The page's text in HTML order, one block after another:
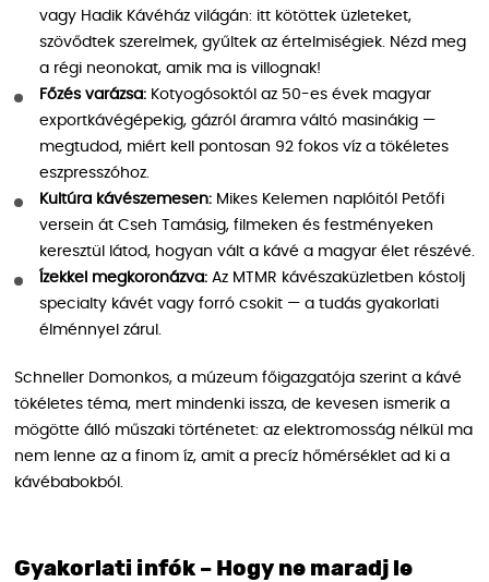
vagy Hadik Kávéház világán: itt kötöttek üzleteket,
szövődtek szerelmek, gyűltek az értelmiségiek. Nézd meg
a régi neonokat, amik ma is villognak!
Főzés varázsa: Kotyogósoktól az 50-es évek magyar
exportkávégépekig, gázról áramra váltó masinákig —
megtudod, miért kell pontosan 92 fokos víz a tökéletes
eszpresszóhoz.
Kultúra kávészemesen: Mikes Kelemen naplóitól Petőfi
versein át Cseh Tamásig, filmeken és festményeken
keresztül látod, hogyan vált a kávé a magyar élet részévé.
Ízekkel megkoronázva: Az MTMR kávészaküzletben kóstolj
specialty kávét vagy forró csokit — a tudás gyakorlati
élménnyel zárul.
Schneller Domonkos, a múzeum főigazgatója szerint a kávé
tökéletes téma, mert mindenki issza, de kevesen ismerik a
mögötte álló műszaki történetet: az elektromosság nélkül ma
nem lenne az a finom íz, amit a precíz hőmérséklet ad ki a
kávébabokból.
Gyakorlati infók – Hogy ne maradj le